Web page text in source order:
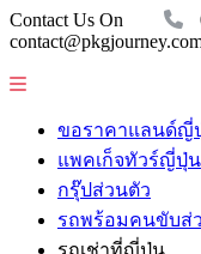
Contact Us On
ขอราคาแลนด์ญี่
แพคเก็จทัวร์ญี่ปุ่น
กรุ๊ปส่วนตัว
รถพร้อมคนขับส่
รถเช่าที่ญี่ปุ่น